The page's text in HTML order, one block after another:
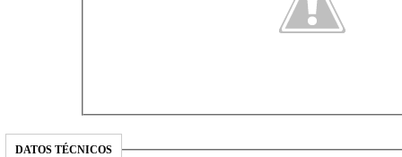
DATOS TÉCNICOS